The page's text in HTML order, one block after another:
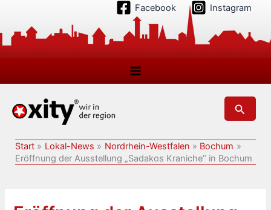
springen
Facebook Instagram
Suchen
Start Lokal-News Nordrhein-Westfalen
Bochum
Eröffnung der Ausstellung „Sadakos Kraniche“ in Bochum